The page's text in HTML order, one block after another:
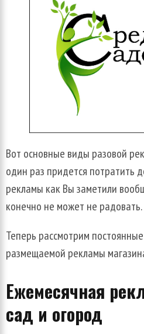
Вот основные виды разовой
один раз придется потратить
рекламы как Вы заметили
конечно не может не радовать.
Теперь рассмотрим
размещаемой рекламы
Ежемесячная
сад и огород